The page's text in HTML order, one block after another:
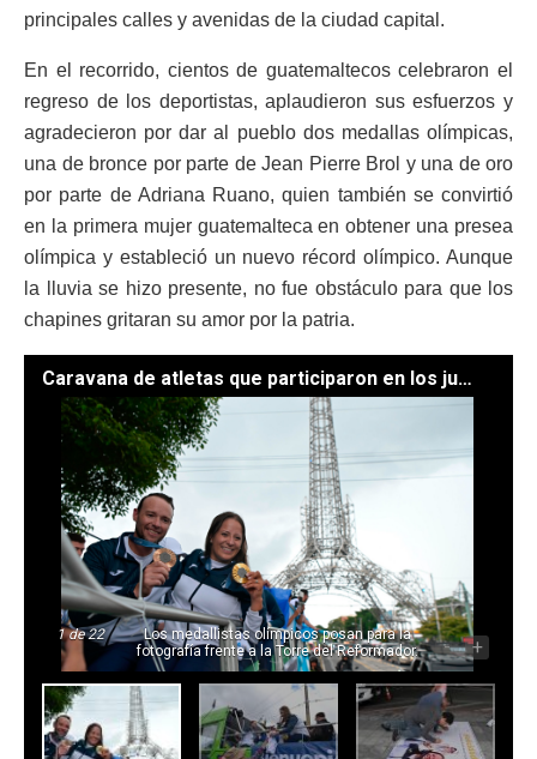
principales calles y avenidas de la ciudad capital.
En el recorrido, cientos de guatemaltecos celebraron el
regreso de los deportistas, aplaudieron sus esfuerzos y
agradecieron por dar al pueblo dos medallas olímpicas,
una de bronce por parte de Jean Pierre Brol y una de oro
por parte de Adriana Ruano, quien también se convirtió
en la primera mujer guatemalteca en obtener una presea
olímpica y estableció un nuevo récord olímpico. Aunque
la lluvia se hizo presente, no fue obstáculo para que los
chapines gritaran su amor por la patria.
Caravana de atletas que participaron en los juegos olímpicos. /Foto: Álvaro Interiano y Byron de la Cruz.
1de 22
Los medallistas olímpicos posan para la
fotografía frente a la Torre del Reformador.
- +